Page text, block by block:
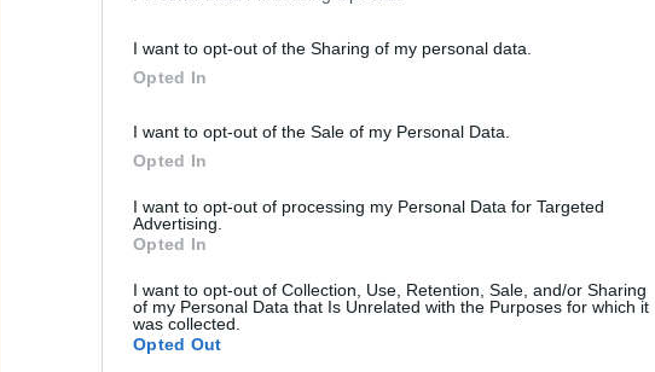
I want to opt-out of the Sharing of my personal data.
Opted In
I want to opt-out of the Sale of my Personal Data.
Opted In
I want to opt-out of processing my Personal Data for Targeted
Advertising.
Opted In
I want to opt-out of Collection, Use, Retention, Sale, and/or Sharing
of my Personal Data that Is Unrelated with the Purposes for which it
was collected.
Opted Out
Bonus